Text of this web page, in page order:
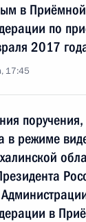
в
по
2017
17:45
в режиме
в